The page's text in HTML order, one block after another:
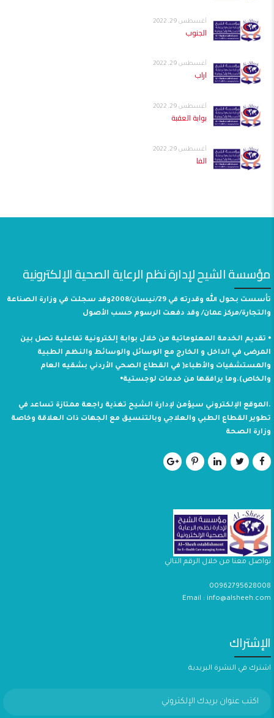
أغسطس 29, 2022
الجنوب
أغسطس 29, 2022
اراب
أغسطس 29, 2022
بوابة العقبة
أغسطس 29, 2022
الفا
مؤسسة الشيح لإدارة نظم الرعاية الصحية الإلكترونية
تأسست بحول الله وقدرته في 29/نيسان/2008وقد سجلت في وزارة الصناعة
والتجارة/مركز عمان/ وقد دفعت الرسوم حسب الأصول
⦁ تقديم الخدمة المعلوماتية من خلال بوابة إلكترونية تفاعلية تصل بين
المرضى في الداخل و الخارج مع الوسائل والوسائط والنظم الطبية
والمستشفيات والأطباء( في القطاع الصحي الأردني بشقيه العام
والخاص).وما يرافقها من خدمات لوجستية⦁
.الموقع الإلكتروني سيؤمن لإدارة الشيح تغذية راجعة ممتازة تساعد في
تطوير القطاع الطبي والعلاجي وبالتنسيق مع الجهات ذات العلاقة وخاصة
وزارة الصحة
تواصل معنا من خلال الرقم التالي
00962795628008
Email : info@alsheeh.com
الإشتراك
اشترك في النشرة البريدية